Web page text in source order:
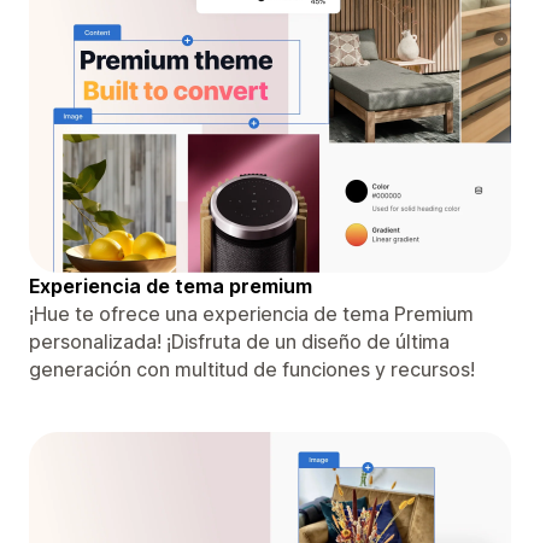
Experiencia de tema premium
¡Hue te ofrece una experiencia de tema Premium
personalizada! ¡Disfruta de un diseño de última
generación con multitud de funciones y recursos!